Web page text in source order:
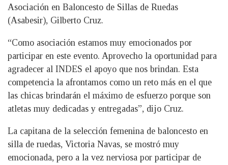
Asociación en Baloncesto de Sillas de Ruedas
(Asabesir), Gilberto Cruz.
“Como asociación estamos muy emocionados por
participar en este evento. Aprovecho la oportunidad para
agradecer al INDES el apoyo que nos brindan. Esta
competencia la afrontamos como un reto más en el que
las chicas brindarán el máximo de esfuerzo porque son
atletas muy dedicadas y entregadas”, dijo Cruz.
La capitana de la selección femenina de baloncesto en
silla de ruedas, Victoria Navas, se mostró muy
emocionada, pero a la vez nerviosa por participar de